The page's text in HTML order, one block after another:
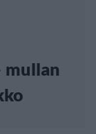
mullan